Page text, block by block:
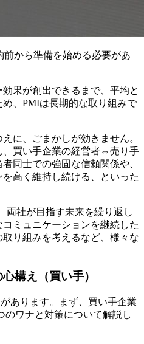
から準備を始める必要があ
果が創出できるまで、平均と
、PMIは長期的な取り組みで
に、ごまかしが効きません。
、買い手企業の経営者⇔売り手
同士での強固な信頼関係や、
高く維持し続ける、といった
両社が目指す未来を繰り返し
ミュニケーションを継続した
り組みを考えるなど、様々な
構え（買い手）
あります。まず、買い手企業
のワナと対策について解説し